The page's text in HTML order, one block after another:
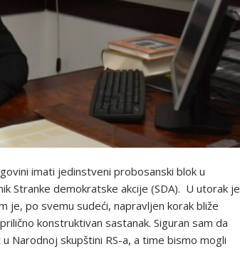
imati jedinstveni probosanski blok u
Stranke demokratske akcije (SDA). U utorak je
je, po svemu sudeći, napravljen korak bliže
konstruktivan sastanak. Siguran sam da
Narodnoj skupštini RS-a, a time bismo mogli